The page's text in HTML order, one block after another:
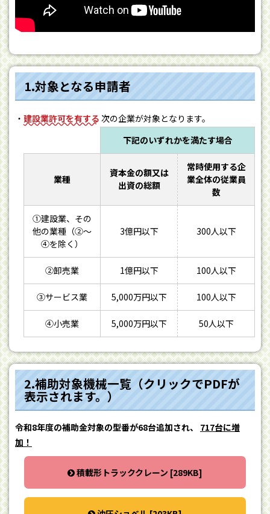
1.対象となる申請者
建設業許可を有する 次の企業が対象となります。
下記のいずれかを満たす場合
業種
資本金の額又は
出資の総額
常時使用する企
業全体の従業員
数
①建設業、その
他の業種（②～
④を除く）
3億円以下 300人以下
②卸売業 1億円以下 100人以下
③サービス業 5,000万円以下 100人以下
④小売業 5,000万円以下 50人以下
2.補助対象機械一覧（クリックでPDFが
表示されます。）
令和8年度の補助金対象の型番が68台追加され、 717台に増
加！
積載形トラッククレーン [289KB]